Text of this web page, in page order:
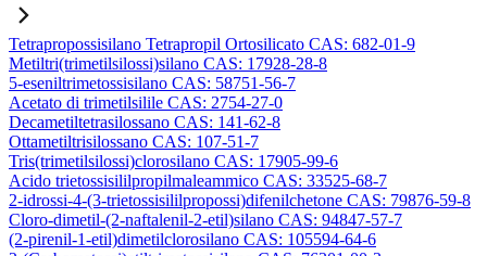
Tetrapropossisilano Tetrapropil Ortosilicato CAS: 682-01-9
Metiltri(trimetilsilossi)silano CAS: 17928-28-8
5-eseniltrimetossisilano CAS: 58751-56-7
Acetato di trimetilsilile CAS: 2754-27-0
Decametiltetrasilossano CAS: 141-62-8
Ottametiltrisilossano CAS: 107-51-7
Tris(trimetilsilossi)clorosilano CAS: 17905-99-6
Acido trietossisililpropilmaleammico CAS: 33525-68-7
2-idrossi-4-(3-trietossisililpropossi)difenilchetone CAS: 79876-59-8
Cloro-dimetil-(2-naftalenil-2-etil)silano CAS: 94847-57-7
(2-pirenil-1-etil)dimetilclorosilano CAS: 105594-64-6